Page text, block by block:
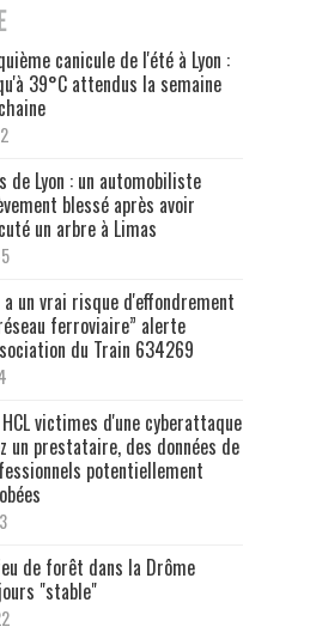
canicule de l'été à Lyon :
39°C attendus la semaine
de Lyon : un automobiliste
blessé après avoir
un arbre à Limas
a un vrai risque d'effondrement
ferroviaire” alerte
du Train 634269
HCL victimes d'une cyberattaque
un prestataire, des données de
potentiellement
de forêt dans la Drôme
"stable"